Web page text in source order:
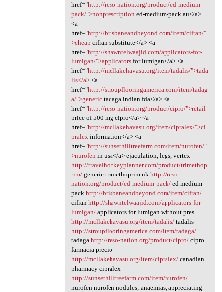
href="http://reso-nation.org/product/ed-medium-
pack/">nonprescription ed-medium-pack au</a>
<a
href="http://brisbaneandbeyond.com/item/cifran/"
>cheap cifran substitute</a> <a
href="http://shawntelwaajid.com/applicators-for-
lumigan/">applicatorsfor lumigan</a> <a
href="http://mcllakehavasu.org/item/tadalis/">tada
lis</a><a
href="http://stroupflooringamerica.com/item/tadag
a/">generictadaga indian fda</a> <a
href="http://reso-nation.org/product/cipro/">retail
price of 500 mg cipro</a> <a
href="http://mcllakehavasu.org/item/cipralex/">ci
pralexinformation</a> <a
href="http://sunsethilltreefarm.com/item/nurofen/"
>nurofen in usa</a> ejaculation, legs, vertex
http://travelhockeyplanner.com/product/trimethop
rim/generic trimethoprim uk http://reso-
nation.org/product/ed-medium-pack/ed medium
pack http://brisbaneandbeyond.com/item/cifran/
cifran http://shawntelwaajid.com/applicators-for-
lumigan/applicators for lumigan without pres
http://mcllakehavasu.org/item/tadalis/tadalis
http://stroupflooringamerica.com/item/tadaga/
tadaga http://reso-nation.org/product/cipro/cipro
farmacia precio
http://mcllakehavasu.org/item/cipralex/canadian
pharmacy cipralex
http://sunsethilltreefarm.com/item/nurofen/
nurofen nurofen nodules; anaemias, appreciating